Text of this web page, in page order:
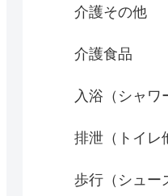
介護その他
介護食品
入浴（シャワ
排泄（トイレ
歩行（シュー